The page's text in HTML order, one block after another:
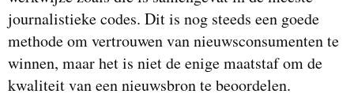
journalistieke codes. Dit is nog steeds een goede
methode om vertrouwen van nieuwsconsumenten te
winnen, maar het is niet de enige maatstaf om de
kwaliteit van een nieuwsbron te beoordelen.